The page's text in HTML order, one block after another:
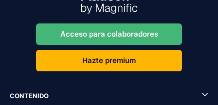
Acceso para colaboradores
Hazte premium
CONTENIDO